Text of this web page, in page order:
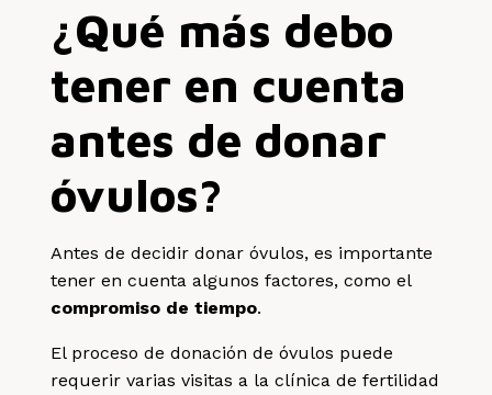
¿Qué más debo
tener en cuenta
antes de donar
óvulos?
Antes de decidir donar óvulos, es importante
tener en cuenta algunos factores, como el
compromiso de tiempo.
El proceso de donación de óvulos puede
requerir varias visitas a la clínica de fertilidad